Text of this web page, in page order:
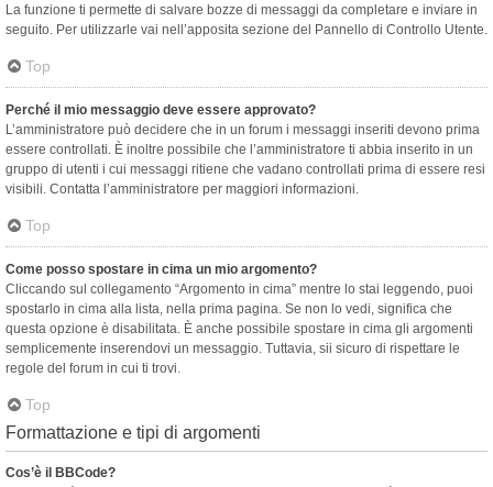
La funzione ti permette di salvare bozze di messaggi da completare e inviare in
seguito. Per utilizzarle vai nell’apposita sezione del Pannello di Controllo Utente.
Top
Perché il mio messaggio deve essere approvato?
L’amministratore può decidere che in un forum i messaggi inseriti devono prima
essere controllati. È inoltre possibile che l’amministratore ti abbia inserito in un
gruppo di utenti i cui messaggi ritiene che vadano controllati prima di essere resi
visibili. Contatta l’amministratore per maggiori informazioni.
Top
Come posso spostare in cima un mio argomento?
Cliccando sul collegamento “Argomento in cima” mentre lo stai leggendo, puoi
spostarlo in cima alla lista, nella prima pagina. Se non lo vedi, significa che
questa opzione è disabilitata. È anche possibile spostare in cima gli argomenti
semplicemente inserendovi un messaggio. Tuttavia, sii sicuro di rispettare le
regole del forum in cui ti trovi.
Top
Formattazione e tipi di argomenti
Cos’è il BBCode?